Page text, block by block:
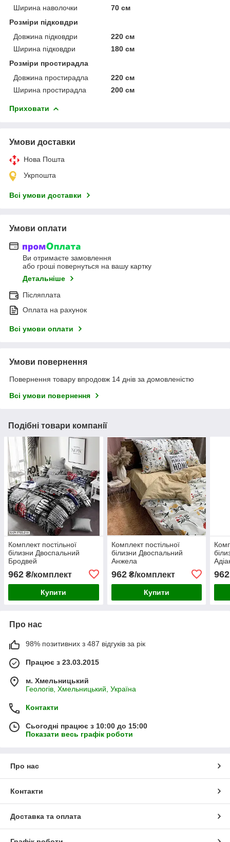
Ширина наволочки
70 см
Розміри підковдри
Довжина підковдри
220 см
Ширина підковдри
180 см
Розміри простирадла
Довжина простирадла
220 см
Ширина простирадла
200 см
Приховати
Умови доставки
Нова Пошта
Укрпошта
Всі умови доставки
Умови оплати
Ви отримаєте замовлення
або гроші повернуться на вашу картку
Детальніше
Післяплата
Оплата на рахунок
Всі умови оплати
Умови повернення
Повернення товару впродовж 14 днів за домовленістю
Всі умови повернення
Подібні товари компанії
Комплект постільної
білизни Двоспальний
Бродвей
962 ₴/комплект
Купити
Комплект постільної
білизни Двоспальний
Анжела
962₴/комплект
Купити
962
Про нас
98% позитивних з 487 відгуків за рік
Працює з 23.03.2015
м. Хмельницький
Геологів, Хмельницький, Україна
Контакти
Сьогодні працює з 10:00 до 15:00
Показати весь графік роботи
Про нас
Контакти
Доставка та оплата